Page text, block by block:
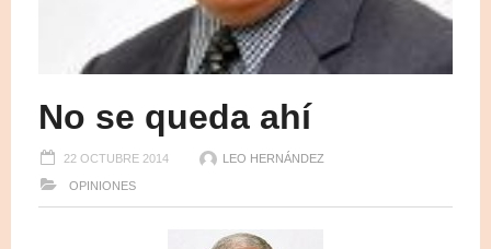
No se queda ahí
22 OCTUBRE 2014 LEO HERNÁNDEZ
OPINIONES